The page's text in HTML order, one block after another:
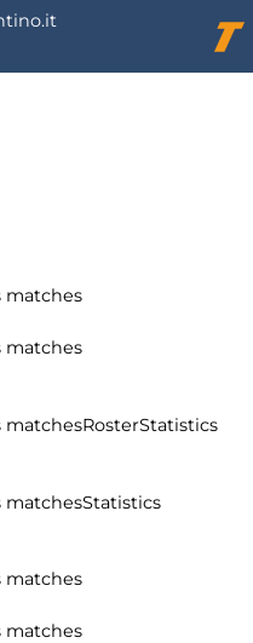
matches
matches
matchesRosterStatistics
matchesStatistics
matches
matches